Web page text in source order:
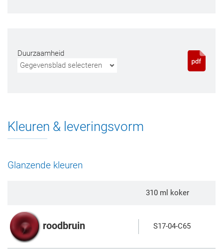
Duurzaamheid
Gegevensblad selecteren
Kleuren & leveringsvorm
Glanzende kleuren
310 ml koker
roodbruin S17-04-C65